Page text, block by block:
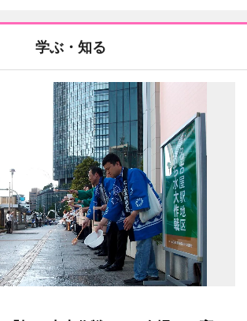
学ぶ・知る